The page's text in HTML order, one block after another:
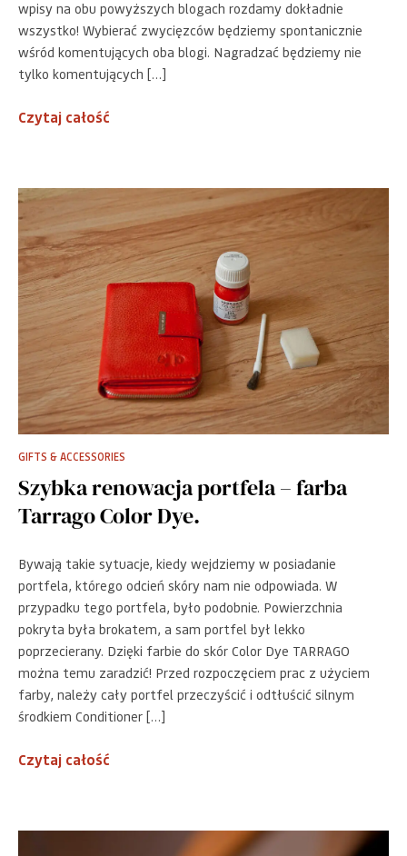
wpisy na obu powyższych blogach rozdamy dokładnie
wszystko! Wybierać zwycięzców będziemy spontanicznie
wśród komentujących oba blogi. Nagradzać będziemy nie
tylko komentujących […]
Czytaj całość
GIFTS & ACCESSORIES
Szybka renowacja portfela – farba
Tarrago Color Dye.
Bywają takie sytuacje, kiedy wejdziemy w posiadanie
portfela, którego odcień skóry nam nie odpowiada. W
przypadku tego portfela, było podobnie. Powierzchnia
pokryta była brokatem, a sam portfel był lekko
poprzecierany. Dzięki farbie do skór Color Dye TARRAGO
można temu zaradzić! Przed rozpoczęciem prac z użyciem
farby, należy cały portfel przeczyścić i odtłuścić silnym
środkiem Conditioner […]
Czytaj całość